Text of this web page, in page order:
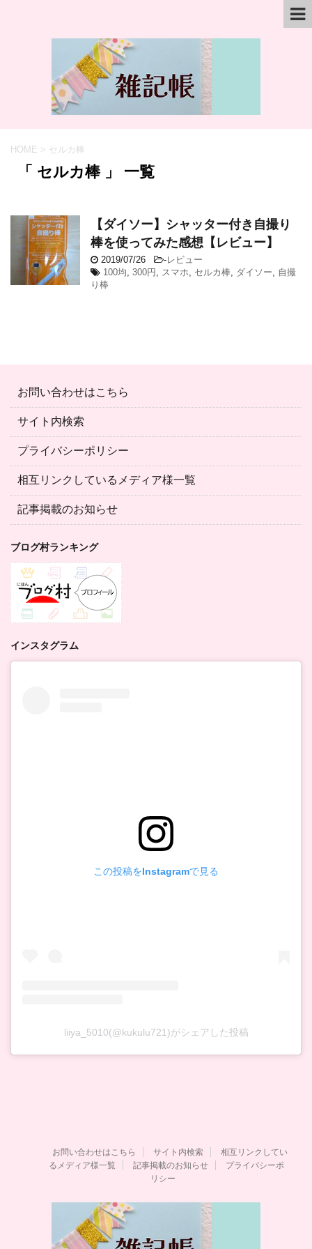
HOME > セルカ棒
「 セルカ棒 」 一覧
【ダイソー】シャッター付き自撮り
棒を使ってみた感想【レビュー】
2019/07/26 -レビュー
100均, 300円 , スマホ, セルカ棒, ダイソー, 自撮
り棒
お問い合わせはこちら
サイト内検索
プライバシーポリシー
相互リンクしているメディア様一覧
記事掲載のお知らせ
ブログ村ランキング
インスタグラム
この投稿をInstagramで見る
liiya_5010(@kukulu721)がシェアした投稿
お問い合わせはこちら サイト内検索
相互リンクしてい
るメディア様一覧
記事掲載のお知らせ
プライバシーポ
リシー